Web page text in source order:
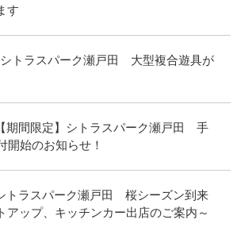
す
シトラスパーク瀬戸田 大型複合遊具が
【期間限定】シトラスパーク瀬戸田 手
開始のお知らせ！
トラスパーク瀬戸田 桜シーズン到来
アップ、キッチンカー出店のご案内～